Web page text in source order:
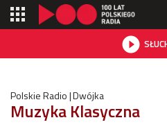

Polskie Radio Dwójka
Muzyka Klasyczna